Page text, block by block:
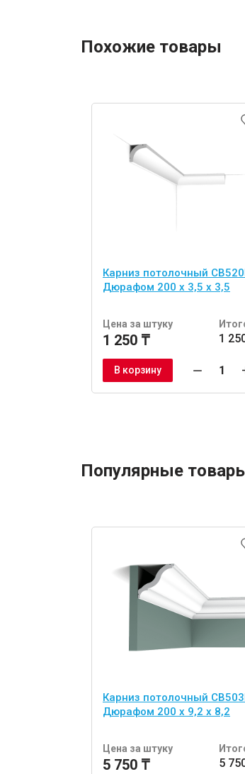
Похожие товары
Карниз потолочный
Дюрафом 200 x 3,5 x 3,5
Цена за штуку
1 250 ₸ 1
В корзину
Популярные
Карниз потолочный
Дюрафом 200 x 9,2 x 8,2
Цена за штуку
5 750 ₸ 5